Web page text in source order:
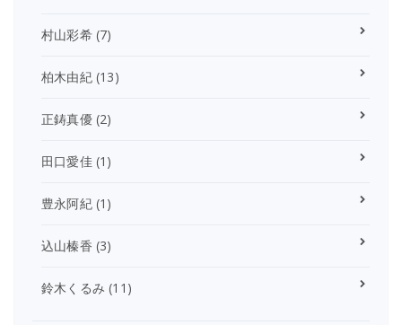
村山彩希(7)
柏木由紀(13)
正鋳真優(2)
田口愛佳(1)
豊永阿紀(1)
込山榛香 (3)
鈴木くるみ (11)